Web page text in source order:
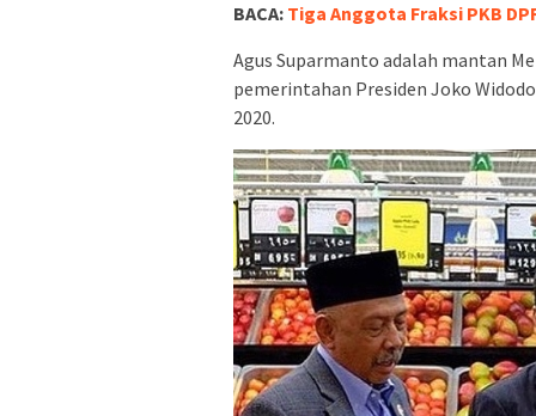
BACA: Tiga Anggota Fraksi PKB
Agus Suparmanto adalah mantan
pemerintahan Presiden Joko
2020.